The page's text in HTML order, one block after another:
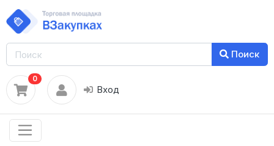
Поиск
0
Вход